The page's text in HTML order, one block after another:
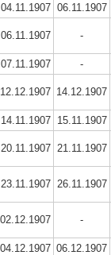
04.11.1907 06.11.1907
06.11.1907 -
07.11.1907 -
12.12.1907 14.12.1907
14.11.1907
15.11.1907
20.11.1907 21.11.1907
23.11.1907 26.11.1907
02.12.1907 -
04.12.1907 06.12.1907